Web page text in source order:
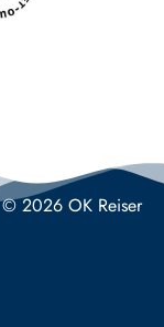
© 2026 OK Reiser